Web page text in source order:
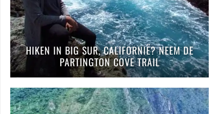
HIKEN IN BIG SUR, CALIFORNIË? NEEM DE
PARTINGTON COVE TRAIL